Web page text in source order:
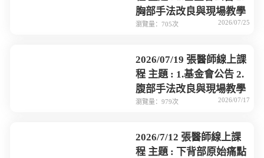
胸部手法改良與現場教學
瀏覽量：705次 2026/07/25
2026/07/19 張醫師線上課
程 主題 : 1.基金會公告 2.
腹部手法改良與現場教學
瀏覽量：979次 2026/07/17
2026/7/12 張醫師線上課
程 主題 : 下背部原始痛點